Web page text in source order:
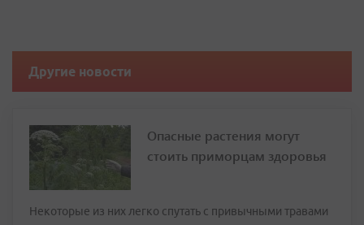
Другие новости
Опасные растения могут
стоить приморцам здоровья
Некоторые из них легко спутать с привычными травами